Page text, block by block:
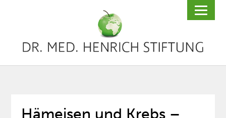
Hämeisen und Krebs –